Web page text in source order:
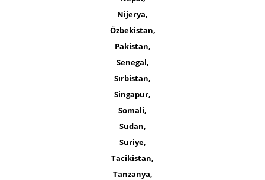
Nijerya,
Özbekistan,
Pakistan,
Senegal,
Sırbistan,
Singapur,
Somali,
Sudan,
Suriye,
Tacikistan,
Tanzanya,